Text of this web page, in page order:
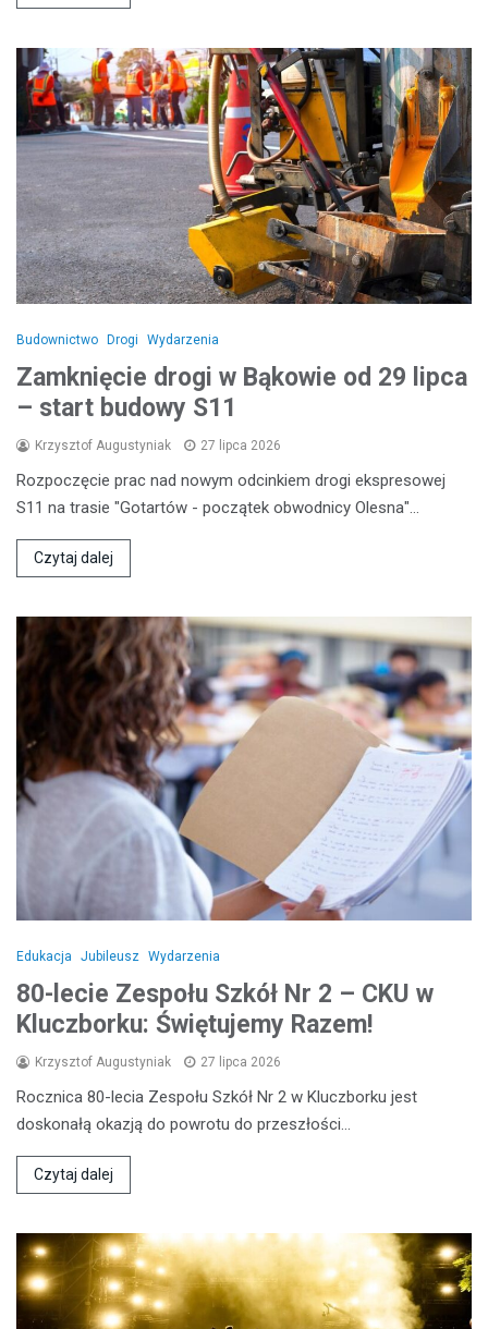
Budownictwo Drogi Wydarzenia
Zamknięcie drogi w Bąkowie od 29 lipca
– start budowy S11
Krzysztof Augustyniak 27 lipca 2026
Rozpoczęcie prac nad nowym odcinkiem drogi ekspresowej
S11 na trasie "Gotartów - początek obwodnicy Olesna"…
Czytaj dalej
Edukacja Jubileusz Wydarzenia
80-lecie Zespołu Szkół Nr 2 – CKU w
Kluczborku: Świętujemy Razem!
Krzysztof Augustyniak 27 lipca 2026
Rocznica 80-lecia Zespołu Szkół Nr 2 w Kluczborku jest
doskonałą okazją do powrotu do przeszłości…
Czytaj dalej